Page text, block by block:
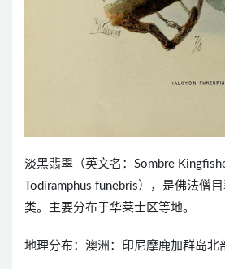
淡黑翡翠（英文名：Sombre
Todiramphus funebris），是佛法僧
类。主要分布于华莱士区等地。
地理分布：澳洲：印尼摩鹿加群岛北